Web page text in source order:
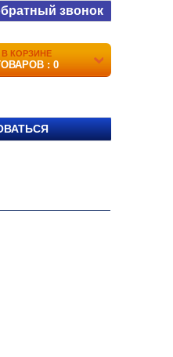
звонок
В КОРЗИНЕ
: 0